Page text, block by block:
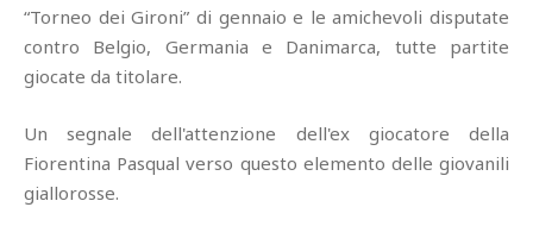
“Torneo dei Gironi” di gennaio e le amichevoli disputate
contro Belgio, Germania e Danimarca, tutte partite
giocate da titolare.
Un segnale dell'attenzione dell'ex giocatore della
Fiorentina Pasqual verso questo elemento delle giovanili
giallorosse.